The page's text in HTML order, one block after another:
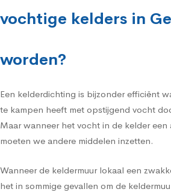
vochtige kelders in
worden?
Een kelderdichting is bijzonder efficiënt
te kampen heeft met opstijgend vocht
Maar wanneer het vocht in de kelder een
moeten we andere middelen inzetten.
Wanneer de keldermuur lokaal een
het in sommige gevallen om de